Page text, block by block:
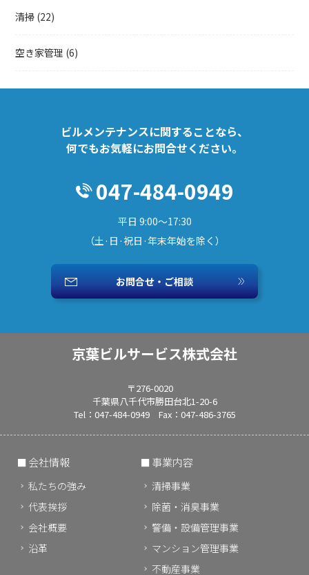
清掃 (22)
空き家管理 (6)
ビルメンテナンスに関することなら、
何でもお気軽にお問合せください。
047-484-0949
平日 9:00～17:30
（土·日·祝日·年末年始を除く）
お問合せ・ご相談
京葉ビルサービス株式会社
〒276-0020
千葉県八千代市勝田台北1-20-6
Tel：047-484-0949 Fax：047-486-3765
会社情報
私たちの強み
代表挨拶
会社概要
沿革
事業内容
清掃事業
除菌・消臭事業
警備・設備管理事業
マンション管理事業
不動産事業